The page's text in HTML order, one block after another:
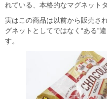
れている、本格的なマグネット
実はこの商品は以前から販売さ
グネットとしてではなく“ある”
す。